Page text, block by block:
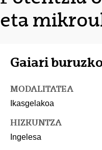
eta
Gaiari
MODALITATEA
Ikasgelakoa
HIZKUNTZA
Ingelesa